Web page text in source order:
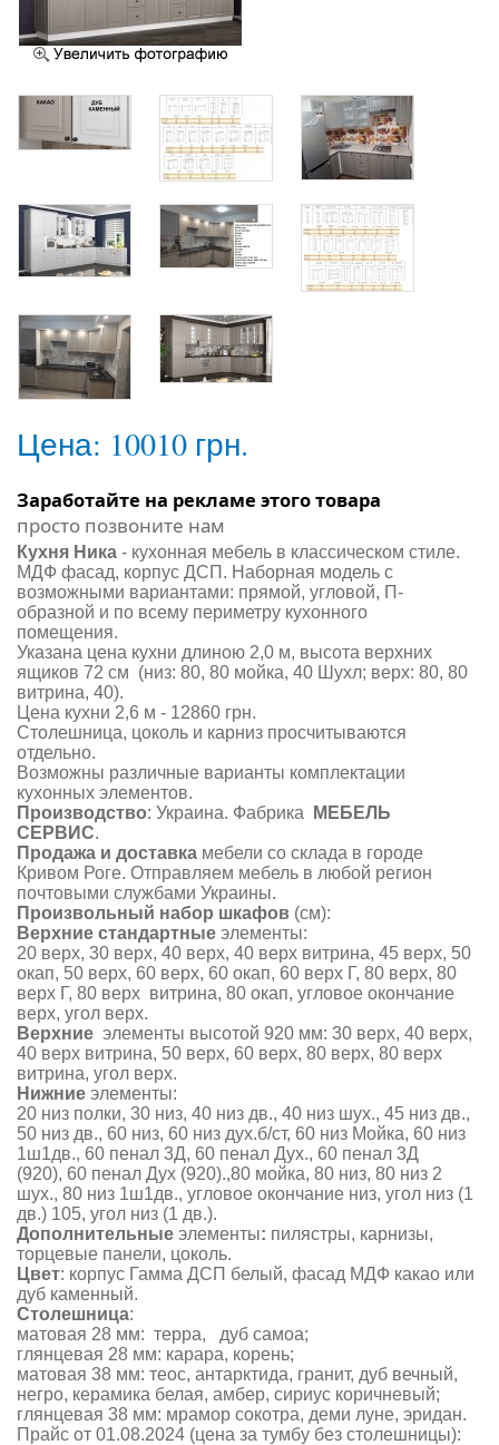
Цена: 10010 грн.
Заработайте на рекламе этого товара
просто позвоните нам
Кухня Ника - кухонная мебель в классическом стиле.
МДФ фасад, корпус ДСП. Наборная модель c
возможными вариантами: прямой, угловой, П-
образной и по всему периметру кухонного
помещения.
Указана цена кухни длиною 2,0 м, высота верхних
ящиков 72 см (низ: 80, 80 мойка, 40 Шухл; верх: 80, 80
витрина, 40).
Цена кухни 2,6 м - 12860 грн.
Столешница, цоколь и карниз просчитываются
отдельно.
Возможны различные варианты комплектации
кухонных элементов.
Производство: Украина. Фабрика
МЕБЕЛЬ
СЕРВИС.
Продажа и доставка мебели со склада в городе
Кривом Роге. Отправляем мебель в любой регион
почтовыми службами Украины.
Произвольный набор шкафов (см):
Верхние стандартные элементы:
20 верх, 30 верх, 40 верх, 40 верх витрина, 45 верх, 50
окап, 50 верх, 60 верх, 60 окап, 60 верх Г, 80 верх, 80
верх Г, 80 верх витрина, 80 окап, угловое окончание
верх, угол верх.
Верхние элементы высотой 920 мм: 30 верх, 40 верх,
40 верх витрина, 50 верх, 60 верх, 80 верх, 80 верх
витрина, угол верх.
Нижние элементы:
20 низ полки, 30 низ, 40 низ дв., 40 низ шух., 45 низ дв.,
50 низ дв., 60 низ, 60 низ дух.б/ст, 60 низ Мойка, 60 низ
1ш1дв., 60 пенал 3Д, 60 пенал Дух., 60 пенал 3Д
(920), 60 пенал Дух (920).,80 мойка, 80 низ, 80 низ 2
шух., 80 низ 1ш1дв., угловое окончание низ, угол низ (1
дв.) 105, угол низ (1 дв.).
Дополнительные элементы: пилястры, карнизы,
торцевые панели, цоколь.
Цвет: корпус Гамма ДСП белый, фасад МДФ какао или
дуб каменный.
Столешница:
матовая 28 мм: терра, дуб самоа;
глянцевая 28 мм: карара, корень;
матовая 38 мм: теос, антарктида, гранит, дуб вечный,
негро, керамика белая, амбер, сириус коричневый;
глянцевая 38 мм: мрамор сокотра, деми луне, эридан.
Прайс от 01.08.2024 (цена за тумбу без столешницы):